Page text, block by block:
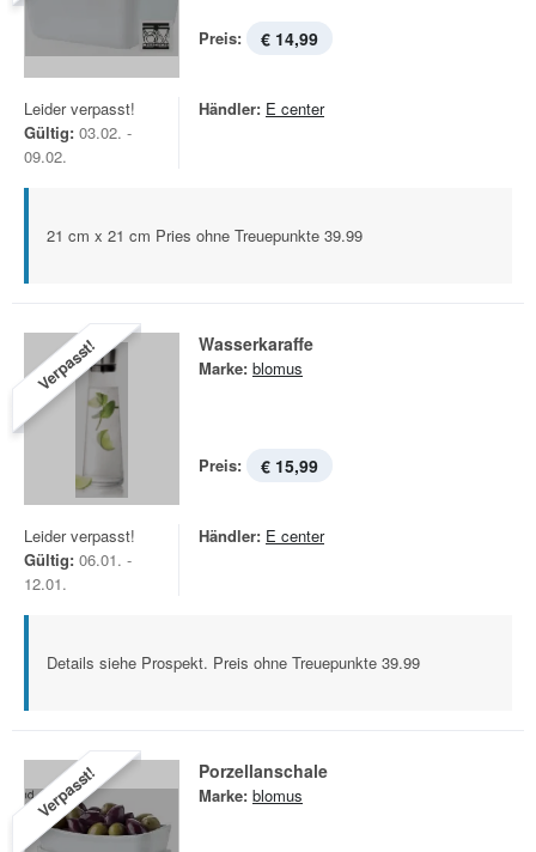
Preis: € 14,99
Leider verpasst!
Gültig: 03.02. -
09.02.
Händler: E center
21 cm x 21 cm Pries ohne Treuepunkte 39.99
Verpasst! Wasserkaraffe
Marke: blomus
Preis: € 15,99
Leider verpasst!
Gültig: 06.01. -
12.01.
Händler: E center
Details siehe Prospekt. Preis ohne Treuepunkte 39.99
Verpasst! Porzellanschale
Marke: blomus